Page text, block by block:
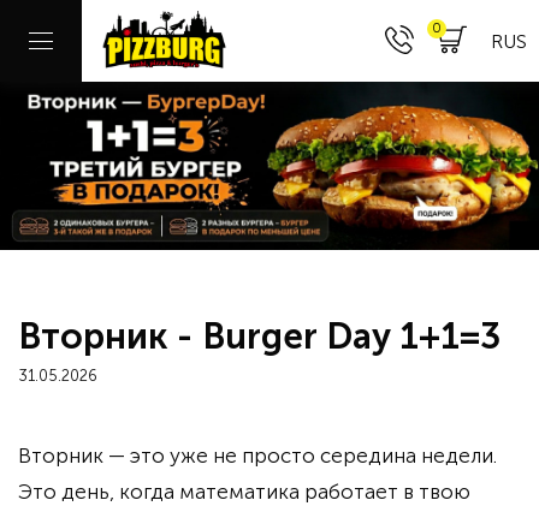
0
RUS
Вторник - Burger Day 1+1=3
31.05.2026
Вторник — это уже не просто середина недели.
Это день, когда математика работает в твою